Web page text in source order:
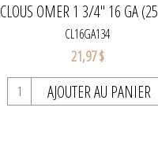
CLOUS OMER 1 3/4" 16 GA
CL16GA134
21,97 $
AJOUTER AU PANIER